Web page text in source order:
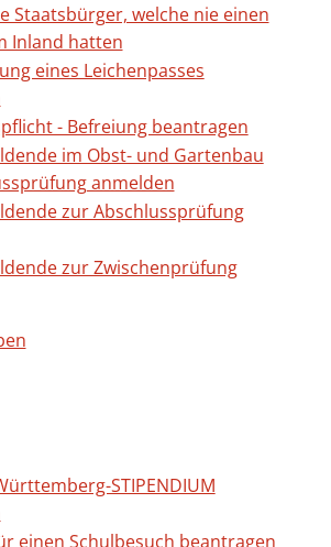
Staatsbürger, welche nie einen
Inland hatten
eines Leichenpasses
- Befreiung beantragen
im Obst- und Gartenbau
anmelden
zur Abschlussprüfung
zur Zwischenprüfung
STIPENDIUM
einen Schulbesuch beantragen